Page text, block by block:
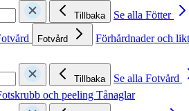
Tillbaka
Se alla Fötter
Fotvård Förhårdnader och
Tillbaka
Se alla Fotvård
och peeling Tånaglar